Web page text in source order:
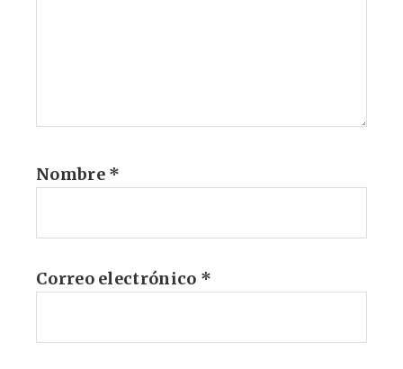
Nombre *
Correo electrónico *